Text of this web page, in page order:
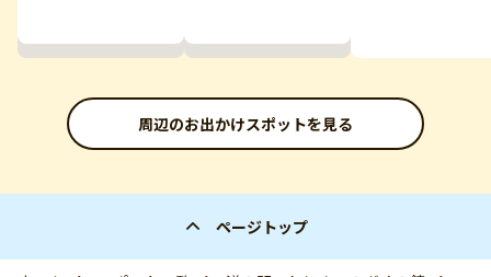
周辺のお出かけスポットを見る
ページトップ